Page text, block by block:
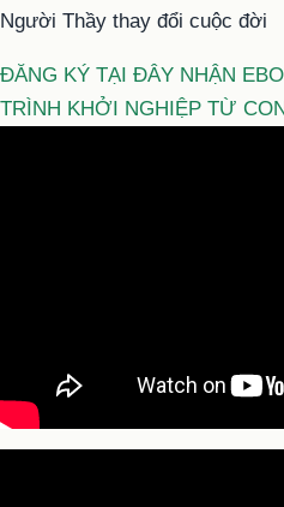
Người Thầy thay đổi cuộc đời
ĐĂNG KÝ TẠI ĐÂY NHẬN
TRÌNH KHỞI NGHIỆP TỪ